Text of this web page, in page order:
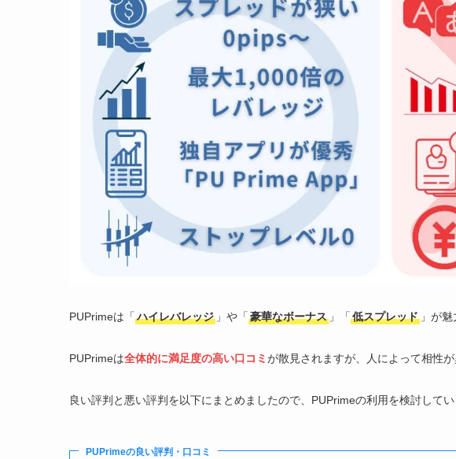
PUPrimeは「 ハイレバレッジ 」や「 豪華なボーナス 」「 低スプレッド 」が
PUPrimeは全体的に満足度の高い口コミ が散見されますが、人によって相性が
良い評判と悪い評判を以下にまとめましたので、PUPrimeの利用を検討して
PUPrimeの良い評判・口コミ